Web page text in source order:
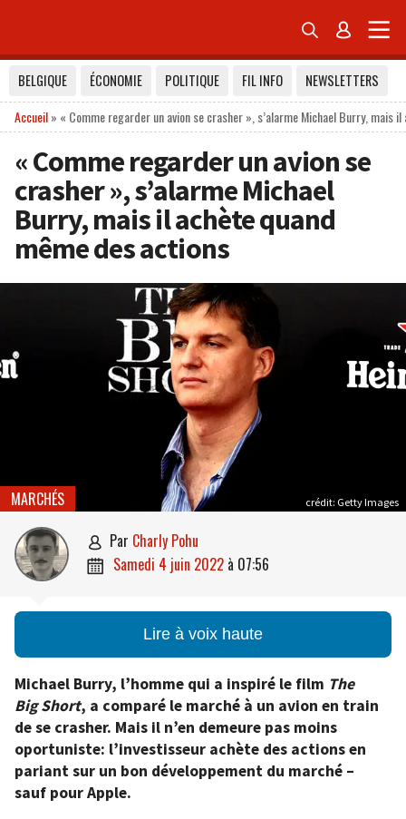
 
BELGIQUE ÉCONOMIE POLITIQUE FIL INFO
NEWSLETTERS
Accueil» « Comme regarder un avion se crasher », s’alarme Michael Burry, mais
« Comme regarder un avion se
crasher », s’alarme Michael
Burry, mais il achète quand
même des actions
crédit: Getty Images
MARCHÉS
 par Charly Pohu
 samedi 4 juin 2022 à 07:56
Lire à voix haute
Michael Burry, l’homme qui a inspiré le film The
Big Short, a comparé le marché à un avion en train
de se crasher. Mais il n’en demeure pas moins
oportuniste: l’investisseur achète des actions en
pariant sur un bon développement du marché –
sauf pour Apple.